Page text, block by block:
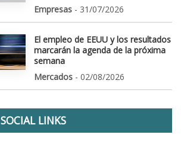
Empresas - 31/07/2026
El empleo de EEUU y los resultados
marcarán la agenda de la próxima
semana
Mercados - 02/08/2026
SOCIAL LINKS